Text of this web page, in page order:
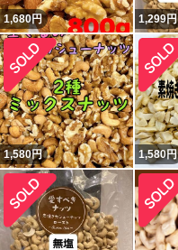
1,680円 1,299円
1,580円 1,580円